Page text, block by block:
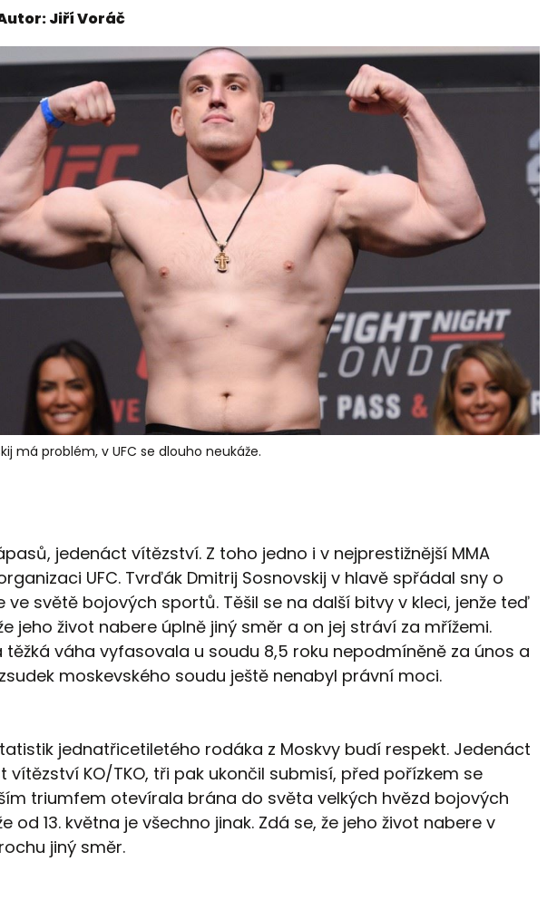
Jiří Voráč
má problém, v UFC se dlouho neukáže.
jedenáct vítězství. Z toho jedno i v nejprestižnější MMA
UFC. Tvrďák Dmitrij Sosnovskij v hlavě spřádal sny o
ve světě bojových sportů. Těšil se na další bitvy v kleci, jenže teď
jeho život nabere úplně jiný směr a on jej stráví za mřížemi.
těžká váha vyfasovala u soudu 8,5 roku nepodmíněně za únos a
moskevského soudu ještě nenabyl právní moci.
jednatřicetiletého rodáka z Moskvy budí respekt. Jedenáct
vítězství KO/TKO, tři pak ukončil submisí, před pořízkem se
triumfem otevírala brána do světa velkých hvězd bojových
od 13. května je všechno jinak. Zdá se, že jeho život nabere v
jiný směr.